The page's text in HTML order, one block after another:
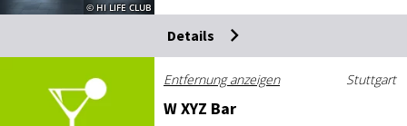
© HI LIFE CLUB
Details
Entfernung anzeigen Stuttgart
W XYZ Bar